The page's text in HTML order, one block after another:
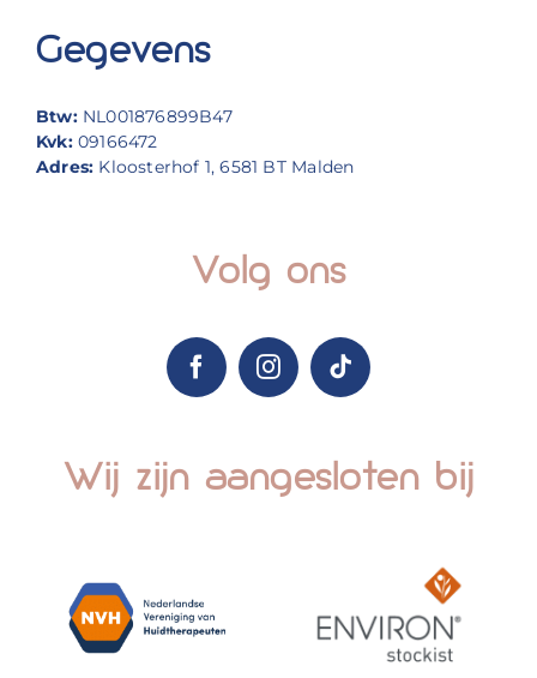
Gegevens
Btw: NL001876899B47
Kvk:09166472
Adres: Kloosterhof 1, 6581 BT Malden
Volg ons
Wij zijn aangesloten bij